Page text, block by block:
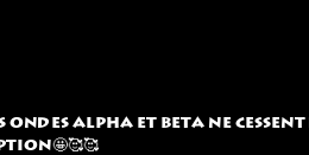
ondes alpha et beta ne